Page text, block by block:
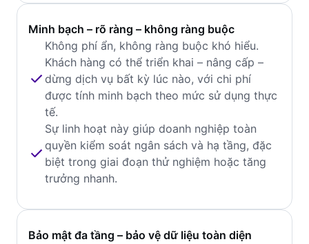
Minh bạch – rõ ràng – không ràng buộc
Không phí ẩn, không ràng buộc khó hiểu.
Khách hàng có thể triển khai – nâng cấp –
dừng dịch vụ bất kỳ lúc nào, với chi phí
được tính minh bạch theo mức sử dụng thực
tế.
Sự linh hoạt này giúp doanh nghiệp toàn
quyền kiểm soát ngân sách và hạ tầng, đặc
biệt trong giai đoạn thử nghiệm hoặc tăng
trưởng nhanh.
Bảo mật đa tầng – bảo vệ dữ liệu toàn diện